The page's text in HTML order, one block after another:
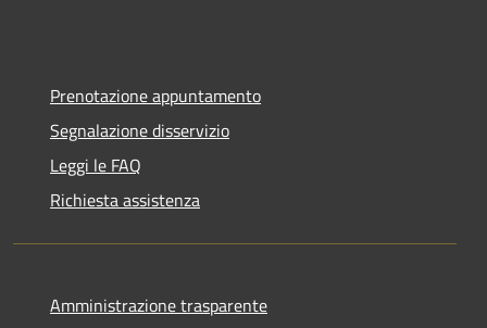
Prenotazione appuntamento
Segnalazione disservizio
Leggi le FAQ
Richiesta assistenza
Amministrazione trasparente